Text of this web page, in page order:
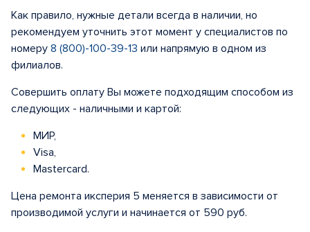
Как правило, нужные детали всегда в наличии, но
рекомендуем уточнить этот момент у специалистов по
номеру 8 (800)-100-39-13 или напрямую в одном из
филиалов.
Совершить оплату Вы можете подходящим способом из
следующих - наличными и картой:
МИР,
Visa,
Mastercard.
Цена ремонта иксперия 5 меняется в зависимости от
производимой услуги и начинается от 590 руб.